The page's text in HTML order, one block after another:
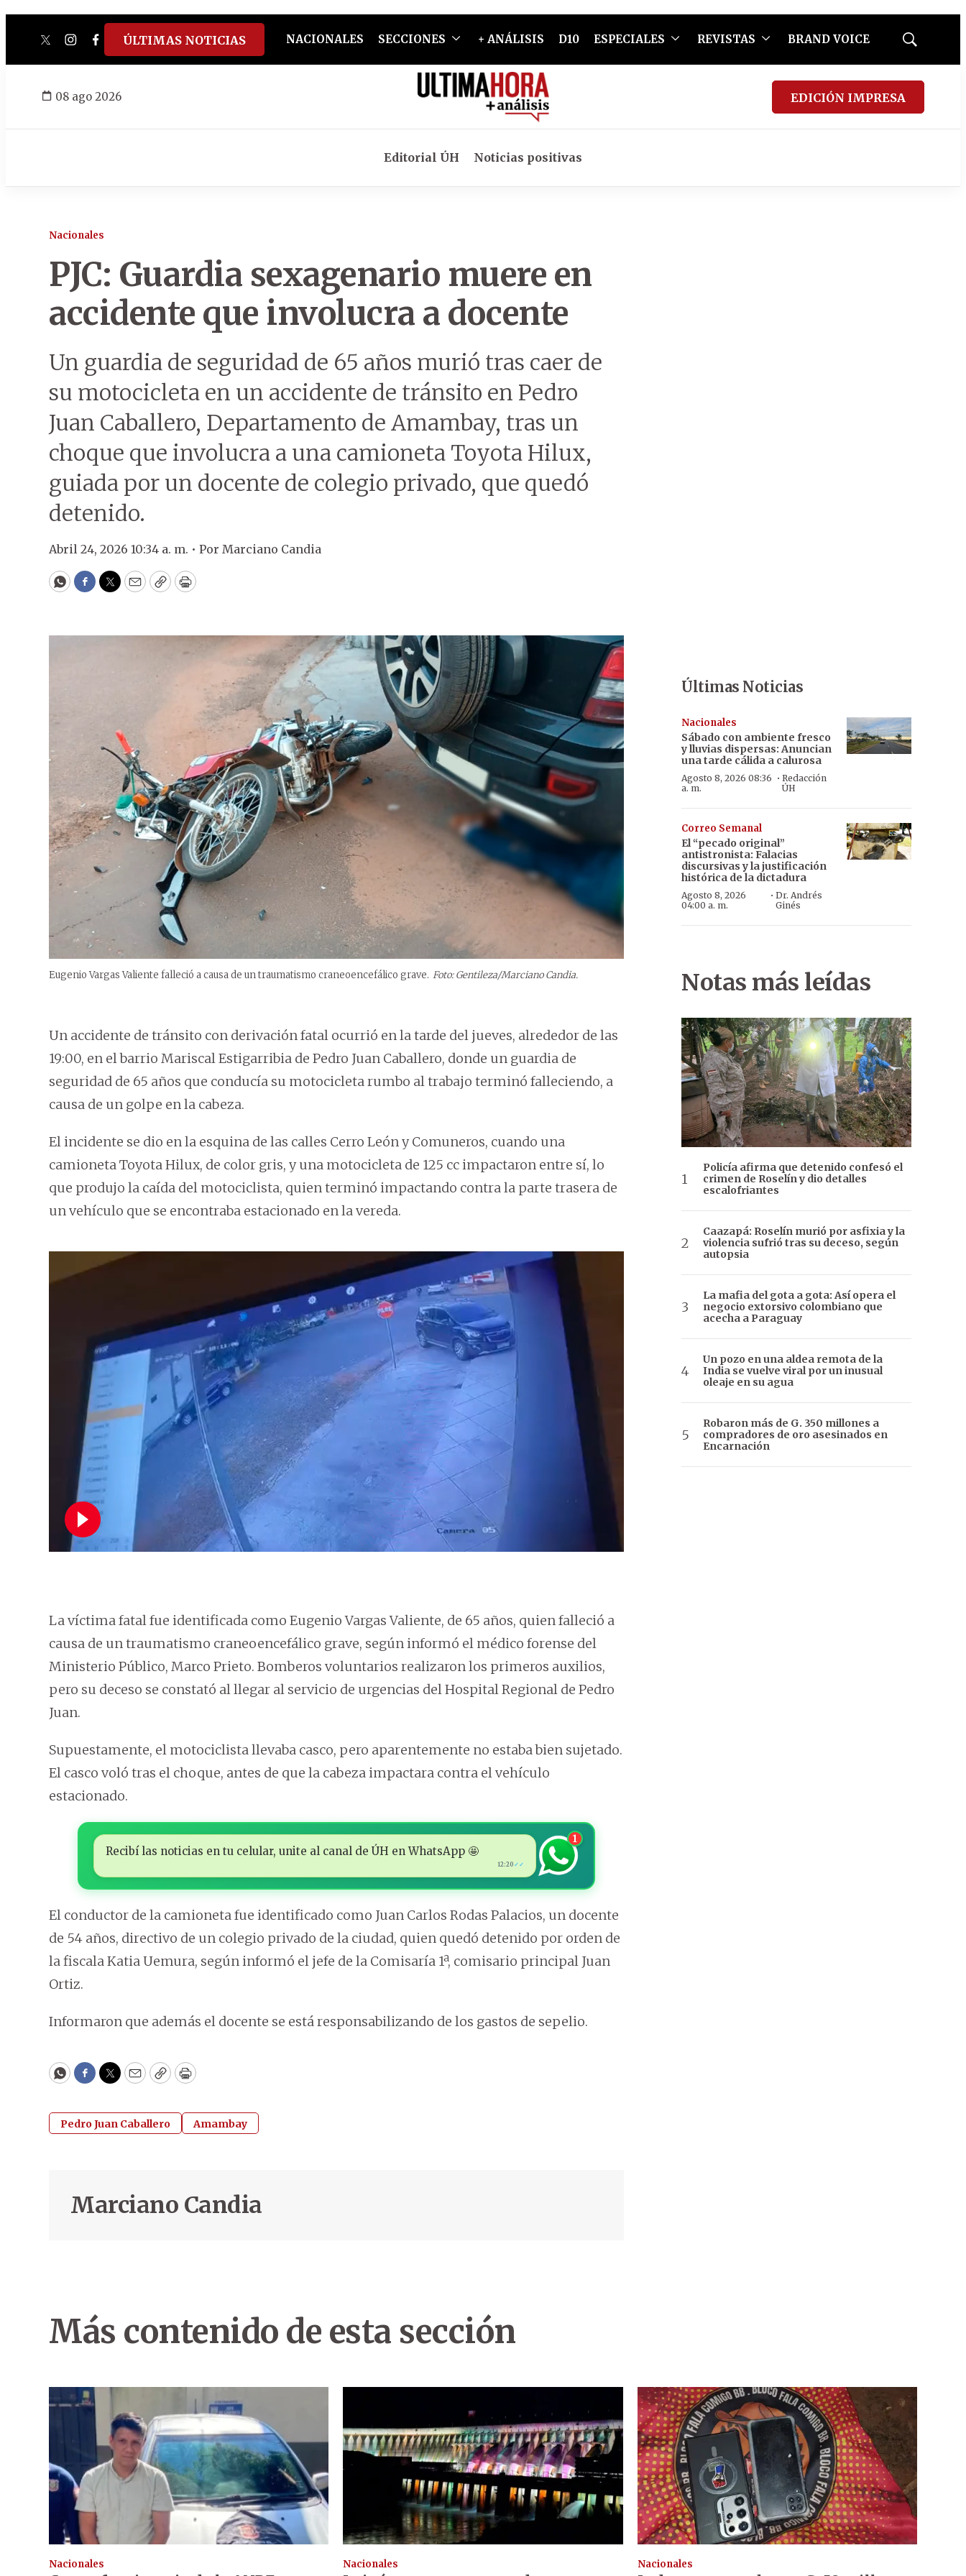
twitterinstagram
facebook
tiktokyoutube
spotify
ÚLTIMAS NOTICIAS NACIONALES SECCIONES + ANÁLISIS D10 ESPECIALES REVISTAS BRAND VOICE
Mostrar
08 ago 2026 EDICIÓN IMPRESA
Editorial ÚH Noticias positivas
Nacionales
PJC: Guardia sexagenario muere en
accidente que involucra a docente
Un guardia de seguridad de 65 años murió tras caer de
su motocicleta en un accidente de tránsito en Pedro
Juan Caballero, Departamento de Amambay, tras un
choque que involucra a una camioneta Toyota Hilux,
guiada por un docente de colegio privado, que quedó
detenido.
Abril 24, 2026 10:34 a. m. • Por Marciano Candia
WhatsApp
Facebook
Twitter
EmailCopyPrint
Eugenio Vargas Valiente falleció a causa de un traumatismo craneoencefálico grave. Foto: Gentileza/Marciano Candia.
Un accidente de tránsito con derivación fatal ocurrió en la tarde del jueves, alrededor de las
19:00, en el barrio Mariscal Estigarribia de Pedro Juan Caballero, donde un guardia de
seguridad de 65 años que conducía su motocicleta rumbo al trabajo terminó falleciendo, a
causa de un golpe en la cabeza.
El incidente se dio en la esquina de las calles Cerro León y Comuneros, cuando una
camioneta Toyota Hilux, de color gris, y una motocicleta de 125 cc impactaron entre sí, lo
que produjo la caída del motociclista, quien terminó impactando contra la parte trasera de
un vehículo que se encontraba estacionado en la vereda.
La víctima fatal fue identificada como Eugenio Vargas Valiente, de 65 años, quien falleció a
causa de un traumatismo craneoencefálico grave, según informó el médico forense del
Ministerio Público, Marco Prieto. Bomberos voluntarios realizaron los primeros auxilios,
pero su deceso se constató al llegar al servicio de urgencias del Hospital Regional de Pedro
Juan.
Supuestamente, el motociclista llevaba casco, pero aparentemente no estaba bien sujetado.
El casco voló tras el choque, antes de que la cabeza impactara contra el vehículo
estacionado.
Recibí las noticias en tu celular, unite al canal de ÚH en WhatsApp 🤩
12:20 ✓✓
1
El conductor de la camioneta fue identificado como Juan Carlos Rodas Palacios, un docente
de 54 años, directivo de un colegio privado de la ciudad, quien quedó detenido por orden de
la fiscala Katia Uemura, según informó el jefe de la Comisaría 1ª, comisario principal Juan
Ortiz.
Informaron que además el docente se está responsabilizando de los gastos de sepelio.
WhatsApp
Facebook
Twitter
EmailCopyPrint
Pedro Juan Caballero Amambay
Marciano Candia
Últimas Noticias
Nacionales
Sábado con ambiente fresco
y lluvias dispersas: Anuncian
una tarde cálida a calurosa
Agosto 8, 2026 08:36
a. m.
·Redacción
ÚH
Correo Semanal
El “pecado original”
antistronista: Falacias
discursivas y la justificación
histórica de la dictadura
Agosto 8, 2026
04:00 a. m.
·Dr. Andrés
Ginés
Notas más leídas
Policía afirma que detenido confesó el
crimen de Roselín y dio detalles
escalofriantes
Caazapá: Roselín murió por asfixia y la
violencia sufrió tras su deceso, según
autopsia
La mafia del gota a gota: Así opera el
negocio extorsivo colombiano que
acecha a Paraguay
Un pozo en una aldea remota de la
India se vuelve viral por un inusual
oleaje en su agua
Robaron más de G. 350 millones a
compradores de oro asesinados en
Encarnación
Más contenido de esta sección
Nacionales Nacionales Nacionales